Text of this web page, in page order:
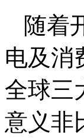
随着
电及消
全球三
意义非